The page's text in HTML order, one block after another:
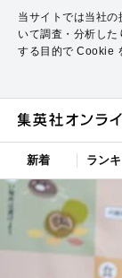
当サイトでは当社
いて調査・分析し
する目的で Cookie
新着 ラン